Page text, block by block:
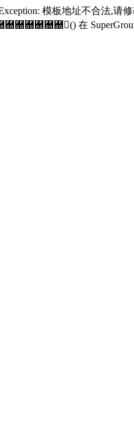
模板地址不合法,
＀＀＀＀＀＀＀() 在